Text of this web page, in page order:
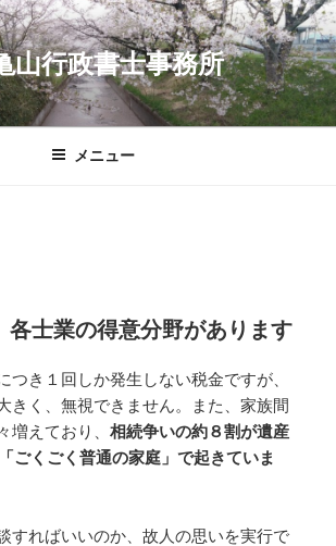
山行政書士事務所
メニュー
各士業の得意分野があります
つき１回しか発生しない税金ですが、
きく、無視できません。また、家族間
増えており、 相続争いの約８割が遺産
ごくごく普通の家庭」で起きていま
すればいいのか、故人の思いを実行で